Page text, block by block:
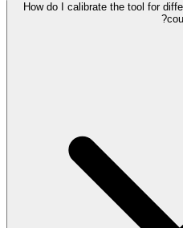
How do I calibrate the tool for